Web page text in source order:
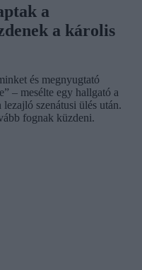
a
a károlis
és megnyugtató
– mesélte egy hallgató a
szenátusi ülés után.
fognak küzdeni.